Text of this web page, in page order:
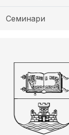
Семинари